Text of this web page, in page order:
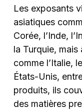
Les exposants
asiatiques
Corée, l’Inde,
la Turquie,
comme l’Italie,
États-Unis,
produits, ils
des matières